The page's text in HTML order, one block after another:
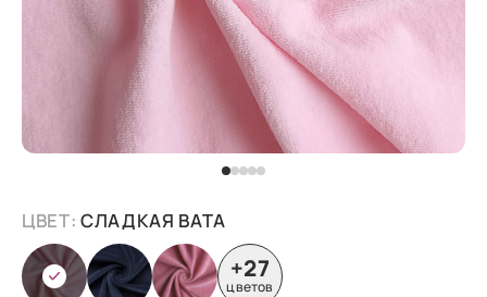
ЦВЕТ:СЛАДКАЯ ВАТА
+27
цветов